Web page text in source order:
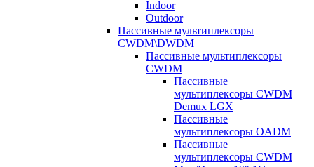
Indoor
Outdoor
Пассивные мультиплексоры
CWDM\DWDM
Пассивные мультиплексоры
CWDM
Пассивные
мультиплексоры CWDM
Demux LGX
Пассивные
мультиплексоры OADM
Пассивные
мультиплексоры CWDM